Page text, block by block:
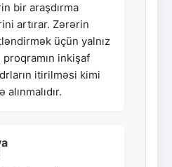
bir araşdırma
artırar. Zərərin
üçün yalnız
inkişaf
itirilməsi kimi